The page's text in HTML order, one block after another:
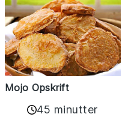
Mojo Opskrift
45 minutter